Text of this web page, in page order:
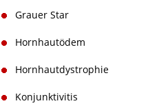
Grauer Star
Hornhautödem
Hornhautdystrophie
Konjunktivitis